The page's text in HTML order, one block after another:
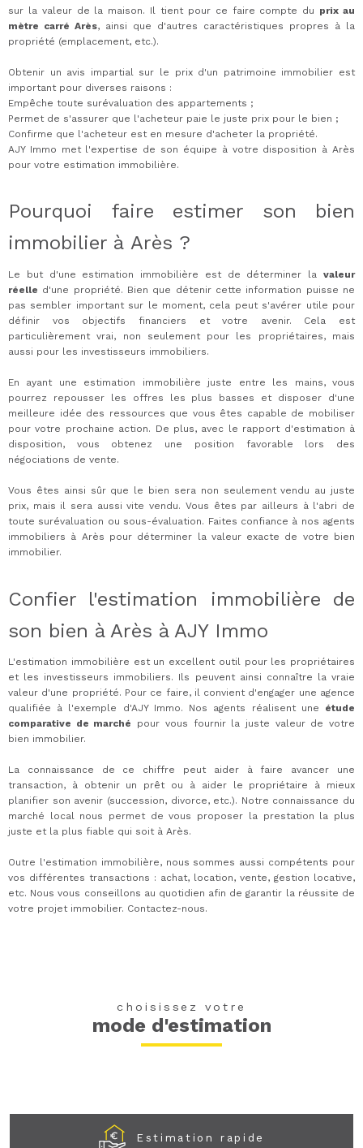
sur la valeur de la maison. Il tient pour ce faire compte du prix au
mètre carré Arès, ainsi que d'autres caractéristiques propres à la
propriété (emplacement, etc.).
Obtenir un avis impartial sur le prix d'un patrimoine immobilier est
important pour diverses raisons :
Empêche toute surévaluation des appartements ;
Permet de s'assurer que l'acheteur paie le juste prix pour le bien ;
Confirme que l'acheteur est en mesure d'acheter la propriété.
AJY Immo met l'expertise de son équipe à votre disposition à Arès
pour votre estimation immobilière.
Pourquoi faire estimer son bien
immobilier à Arès ?
Le but d'une estimation immobilière est de déterminer la valeur
réelle d'une propriété. Bien que détenir cette information puisse ne
pas sembler important sur le moment, cela peut s'avérer utile pour
définir vos objectifs financiers et votre avenir. Cela est
particulièrement vrai, non seulement pour les propriétaires, mais
aussi pour les investisseurs immobiliers.
En ayant une estimation immobilière juste entre les mains, vous
pourrez repousser les offres les plus basses et disposer d'une
meilleure idée des ressources que vous êtes capable de mobiliser
pour votre prochaine action. De plus, avec le rapport d'estimation à
disposition, vous obtenez une position favorable lors des
négociations de vente.
Vous êtes ainsi sûr que le bien sera non seulement vendu au juste
prix, mais il sera aussi vite vendu. Vous êtes par ailleurs à l'abri de
toute surévaluation ou sous-évaluation. Faites confiance à nos agents
immobiliers à Arès pour déterminer la valeur exacte de votre bien
immobilier.
Confier l'estimation immobilière de
son bien à Arès à AJY Immo
L'estimation immobilière est un excellent outil pour les propriétaires
et les investisseurs immobiliers. Ils peuvent ainsi connaître la vraie
valeur d'une propriété. Pour ce faire, il convient d'engager une agence
qualifiée à l'exemple d'AJY Immo. Nos agents réalisent une étude
comparative de marché
pour vous fournir la juste valeur de votre
bien immobilier.
La connaissance de ce chiffre peut aider à faire avancer une
transaction, à obtenir un prêt ou à aider le propriétaire à mieux
planifier son avenir (succession, divorce, etc.). Notre connaissance du
marché local nous permet de vous proposer la prestation la plus
juste et la plus fiable qui soit à Arès.
Outre l'estimation immobilière, nous sommes aussi compétents pour
vos différentes transactions : achat, location, vente, gestion locative,
etc. Nous vous conseillons au quotidien afin de garantir la réussite de
votre projet immobilier. Contactez-nous.
choisissez votre
mode d'estimation
Estimation rapide